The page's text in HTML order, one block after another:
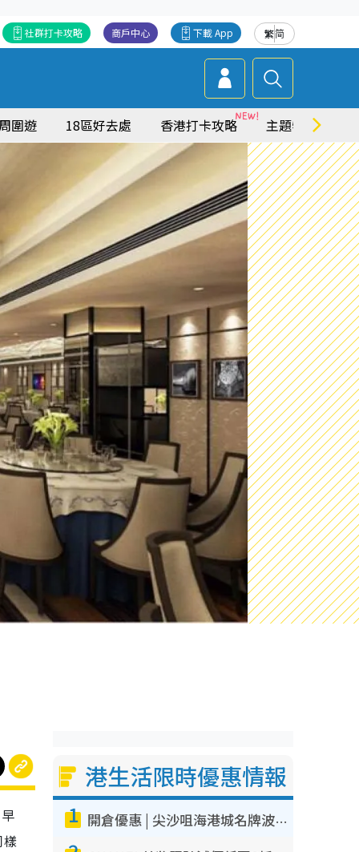
繁简
下載 App
商戶中心
社群打卡攻略
圍遊 18區好去處 香港打卡攻略 主題特集
樣
港生活限時優惠情報
1 開倉優惠 | 尖沙咀海港城名牌波鞋開倉低至1折！On鞋$899起／Joy&Peace鞋履$98起